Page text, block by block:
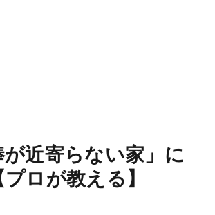
近寄らない家」に
ロが教える】